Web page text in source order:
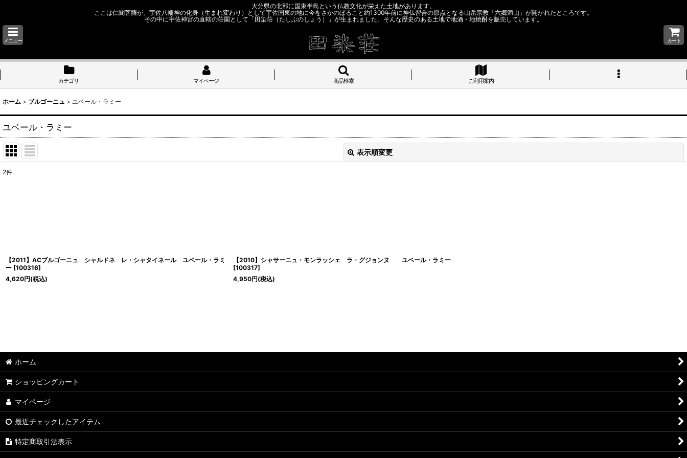
大分県の北部に国東半島という仏教文化が栄えた土地があります。
ここは仁聞菩薩が、宇佐八幡神の化身（生まれ変わり）として宇佐国東の地に今をさかのぼること約1300年前に神仏習合の原点となる山岳宗教「六郷満山」が開かれたところです。
その中に宇佐神宮の直轄の荘園として「田染荘（たしぶのしょう）」が生まれました。そんな歴史のある土地で地酒・地焼酎を販売しています。
メニュー カート
カテゴリ マイページ 商品検索 ご利用案内
ホーム > ブルゴーニュ > ユベール・ラミー
ユベール・ラミー
表示順変更
2件
【2011】ACブルゴーニュ シャルドネ レ・シャタイネール ユベール・ラミ
ー [100316]
4,620円(税込)
【2010】シャサーニュ・モンラッシェ ラ・グジョンヌ ユベール・ラミー
[100317]
4,950円(税込)
ホーム
ショッピングカート
マイページ
最近チェックしたアイテム
特定商取引法表示